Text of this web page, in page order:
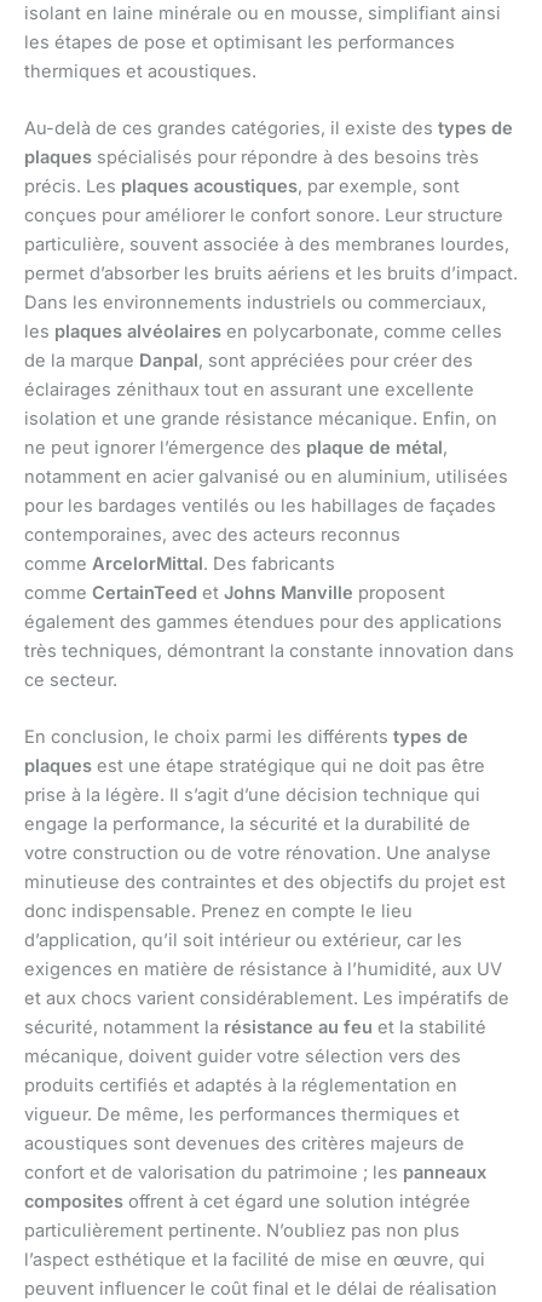
isolant en laine minérale ou en mousse, simplifiant ainsi
les étapes de pose et optimisant les performances
thermiques et acoustiques.
Au-delà de ces grandes catégories, il existe des types de
plaques spécialisés pour répondre à des besoins très
précis. Les plaques acoustiques, par exemple, sont
conçues pour améliorer le confort sonore. Leur structure
particulière, souvent associée à des membranes lourdes,
permet d’absorber les bruits aériens et les bruits d’impact.
Dans les environnements industriels ou commerciaux,
les plaques alvéolaires en polycarbonate, comme celles
de la marque Danpal, sont appréciées pour créer des
éclairages zénithaux tout en assurant une excellente
isolation et une grande résistance mécanique. Enfin, on
ne peut ignorer l’émergence des plaque de métal,
notamment en acier galvanisé ou en aluminium, utilisées
pour les bardages ventilés ou les habillages de façades
contemporaines, avec des acteurs reconnus
comme ArcelorMittal. Des fabricants
comme CertainTeed et Johns Manville proposent
également des gammes étendues pour des applications
très techniques, démontrant la constante innovation dans
ce secteur.
En conclusion, le choix parmi les différents types de
plaques est une étape stratégique qui ne doit pas être
prise à la légère. Il s’agit d’une décision technique qui
engage la performance, la sécurité et la durabilité de
votre construction ou de votre rénovation. Une analyse
minutieuse des contraintes et des objectifs du projet est
donc indispensable. Prenez en compte le lieu
d’application, qu’il soit intérieur ou extérieur, car les
exigences en matière de résistance à l’humidité, aux UV
et aux chocs varient considérablement. Les impératifs de
sécurité, notamment la résistance au feu et la stabilité
mécanique, doivent guider votre sélection vers des
produits certifiés et adaptés à la réglementation en
vigueur. De même, les performances thermiques et
acoustiques sont devenues des critères majeurs de
confort et de valorisation du patrimoine ; les panneaux
composites offrent à cet égard une solution intégrée
particulièrement pertinente. N’oubliez pas non plus
l’aspect esthétique et la facilité de mise en œuvre, qui
peuvent influencer le coût final et le délai de réalisation